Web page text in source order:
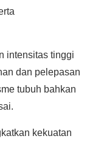
intensitas tinggi
dan pelepasan
tubuh bahkan
kekuatan